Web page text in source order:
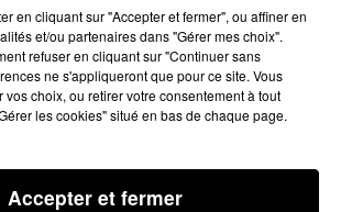
16 sec
L'HÉRAULT DU 21/05/2025 À
L'HERAULT
en cliquant sur "Accepter et fermer", ou affiner en
et/ou partenaires dans "Gérer mes choix".
refuser en cliquant sur "Continuer sans
ne s'appliqueront que pour ce site. Vous
vos choix, ou retirer votre consentement à tout
les cookies" situé en bas de chaque page.
Accepter et fermer